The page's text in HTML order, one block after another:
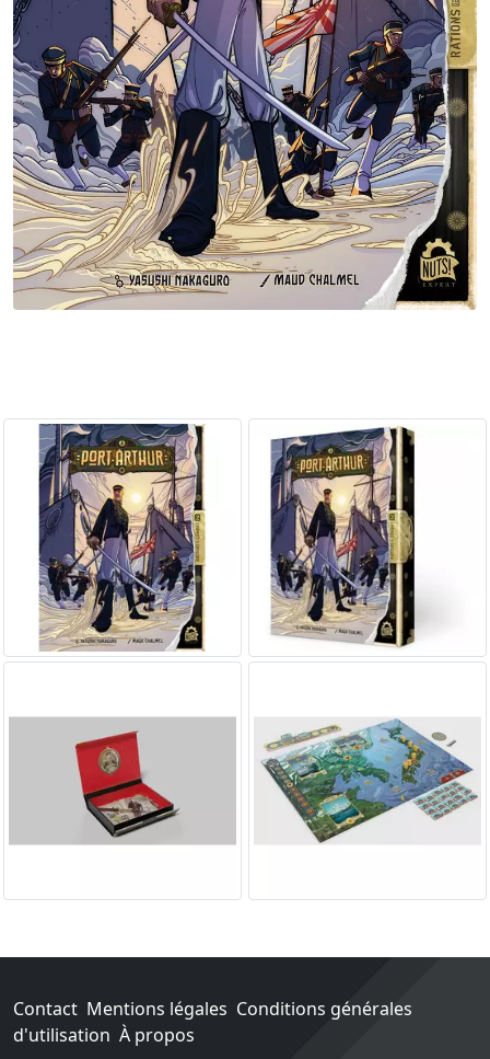
Contact Mentions légales Conditions générales
d'utilisation À propos